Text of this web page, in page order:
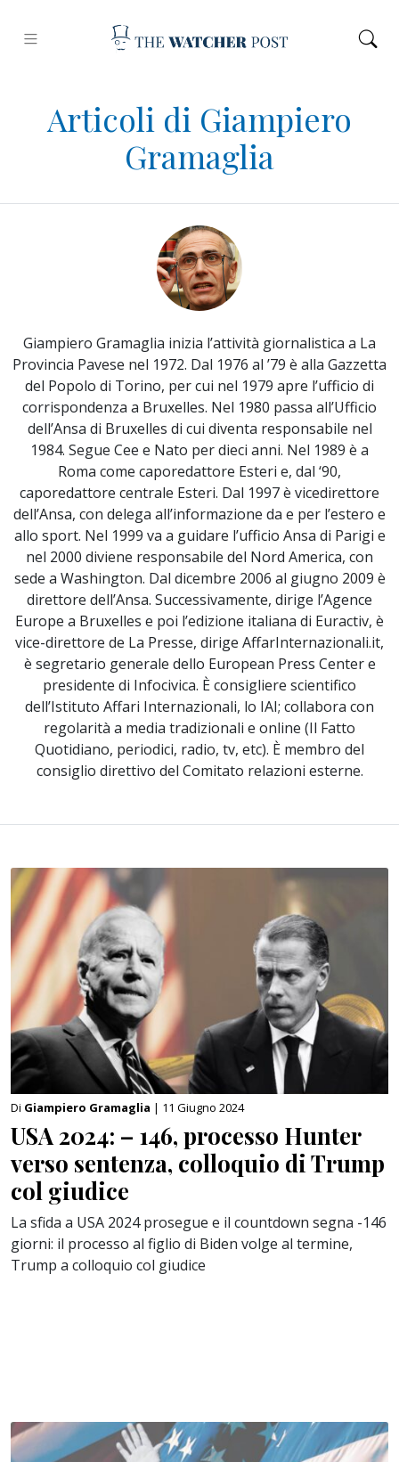
Articoli di Giampiero
Gramaglia
Giampiero Gramaglia inizia l’attività giornalistica a La
Provincia Pavese nel 1972. Dal 1976 al ’79 è alla Gazzetta
del Popolo di Torino, per cui nel 1979 apre l’ufficio di
corrispondenza a Bruxelles. Nel 1980 passa all’Ufficio
dell’Ansa di Bruxelles di cui diventa responsabile nel
1984. Segue Cee e Nato per dieci anni. Nel 1989 è a
Roma come caporedattore Esteri e, dal ‘90,
caporedattore centrale Esteri. Dal 1997 è vicedirettore
dell’Ansa, con delega all’informazione da e per l’estero e
allo sport. Nel 1999 va a guidare l’ufficio Ansa di Parigi e
nel 2000 diviene responsabile del Nord America, con
sede a Washington. Dal dicembre 2006 al giugno 2009 è
direttore dell’Ansa. Successivamente, dirige l’Agence
Europe a Bruxelles e poi l’edizione italiana di Euractiv, è
vice-direttore de La Presse, dirige AffarInternazionali.it,
è segretario generale dello European Press Center e
presidente di Infocivica. È consigliere scientifico
dell’Istituto Affari Internazionali, lo IAI; collabora con
regolarità a media tradizionali e online (Il Fatto
Quotidiano, periodici, radio, tv, etc). È membro del
consiglio direttivo del Comitato relazioni esterne.
Di Giampiero Gramaglia | 11 Giugno 2024
USA 2024: – 146, processo Hunter
verso sentenza, colloquio di Trump
col giudice
La sfida a USA 2024 prosegue e il countdown segna -146
giorni: il processo al figlio di Biden volge al termine,
Trump a colloquio col giudice